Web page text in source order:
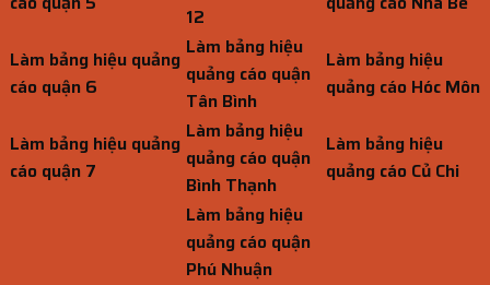
12
Làm bảng hiệu quảng
cáo quận 6
Làm bảng hiệu
quảng cáo quận
Tân Bình
Làm bảng hiệu
quảng cáo Hóc Môn
Làm bảng hiệu quảng
cáo quận 7
Làm bảng hiệu
quảng cáo quận
Bình Thạnh
Làm bảng hiệu
quảng cáo Củ Chi
Làm bảng hiệu
quảng cáo quận
Phú Nhuận